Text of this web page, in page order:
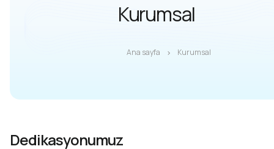
Kurumsal
Ana sayfa Kurumsal
Dedikasyonumuz